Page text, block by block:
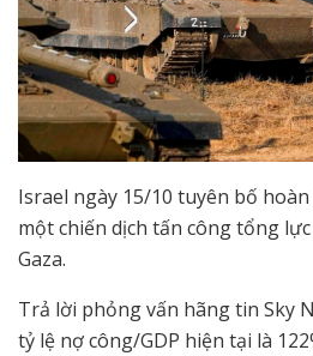
Israel ngày 15/10 tuyên bố
một chiến dịch tấn công tổng
Gaza.
Trả lời phỏng vấn hãng tin Sky
tỷ lệ nợ công/GDP hiện tại là